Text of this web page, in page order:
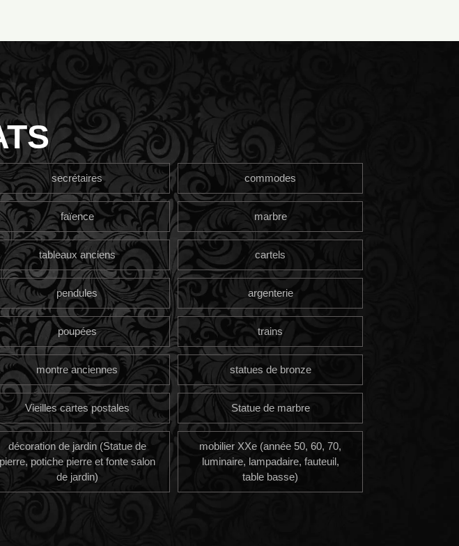
secrétaires commodes
faïence marbre
tableaux anciens cartels
pendules argenterie
poupées trains
montre anciennes statues de bronze
Vieilles cartes postales Statue de marbre
décoration de jardin (Statue de
pierre, potiche pierre et fonte salon
de jardin)
mobilier XXe (année 50, 60, 70,
luminaire, lampadaire, fauteuil,
table basse)